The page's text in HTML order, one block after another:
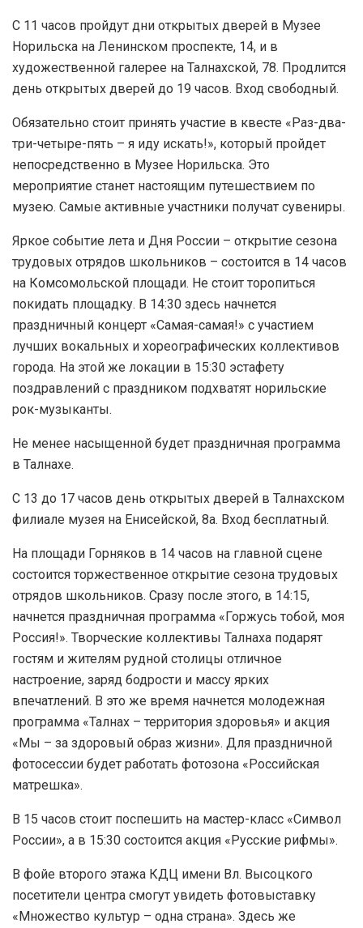
С 11 часов пройдут дни открытых дверей в Музее
Норильска на Ленинском проспекте, 14, и в
художественной галерее на Талнахской, 78. Продлится
день открытых дверей до 19 часов. Вход свободный.
Обязательно стоит принять участие в квесте «Раз-два-
три-четыре-пять – я иду искать!», который пройдет
непосредственно в Музее Норильска. Это
мероприятие станет настоящим путешествием по
музею. Самые активные участники получат сувениры.
Яркое событие лета и Дня России – открытие сезона
трудовых отрядов школьников – состоится в 14 часов
на Комсомольской площади. Не стоит торопиться
покидать площадку. В 14:30 здесь начнется
праздничный концерт «Самая-самая!» с участием
лучших вокальных и хореографических коллективов
города. На этой же локации в 15:30 эстафету
поздравлений с праздником подхватят норильские
рок-музыканты.
Не менее насыщенной будет праздничная программа
в Талнахе.
С 13 до 17 часов день открытых дверей в Талнахском
филиале музея на Енисейской, 8а. Вход бесплатный.
На площади Горняков в 14 часов на главной сцене
состоится торжественное открытие сезона трудовых
отрядов школьников. Сразу после этого, в 14:15,
начнется праздничная программа «Горжусь тобой, моя
Россия!». Творческие коллективы Талнаха подарят
гостям и жителям рудной столицы отличное
настроение, заряд бодрости и массу ярких
впечатлений. В это же время начнется молодежная
программа «Талнах – территория здоровья» и акция
«Мы – за здоровый образ жизни». Для праздничной
фотосессии будет работать фотозона «Российская
матрешка».
В 15 часов стоит поспешить на мастер-класс «Символ
России», а в 15:30 состоится акция «Русские рифмы».
В фойе второго этажа КДЦ имени Вл. Высоцкого
посетители центра смогут увидеть фотовыставку
«Множество культур – одна страна». Здесь же